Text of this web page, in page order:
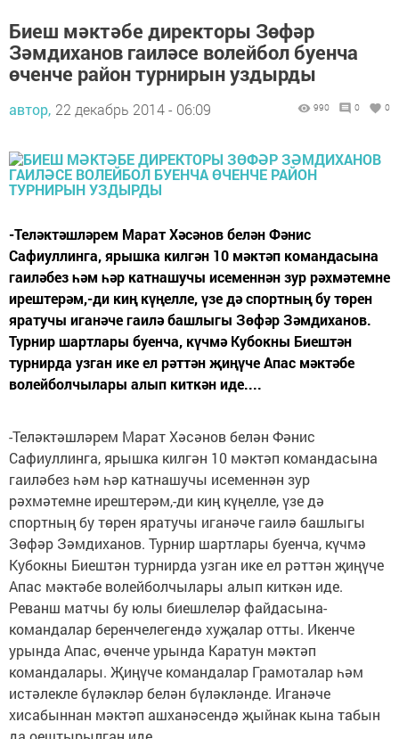
Биеш мәктәбе директоры Зөфәр
Зәмдиханов гаиләсе волейбол буенча
өченче район турнирын уздырды
автор, 22 декабрь 2014 - 06:09 990 0 0
-Теләктәшләрем Марат Хәсәнов белән Фәнис
Сафиуллинга, ярышка килгән 10 мәктәп командасына
гаиләбез һәм һәр катнашучы исеменнән зур рәхмәтемне
ирештерәм,-ди киң күңелле, үзе дә спортның бу төрен
яратучы иганәче гаилә башлыгы Зөфәр Зәмдиханов.
Турнир шартлары буенча, күчмә Кубокны Биештән
турнирда узган ике ел рәттән җиңүче Апас мәктәбе
волейболчылары алып киткән иде....
-Теләктәшләрем Марат Хәсәнов белән Фәнис
Сафиуллинга, ярышка килгән 10 мәктәп командасына
гаиләбез һәм һәр катнашучы исеменнән зур
рәхмәтемне ирештерәм,-ди киң күңелле, үзе дә
спортның бу төрен яратучы иганәче гаилә башлыгы
Зөфәр Зәмдиханов. Турнир шартлары буенча, күчмә
Кубокны Биештән турнирда узган ике ел рәттән җиңүче
Апас мәктәбе волейболчылары алып киткән иде.
Реванш матчы бу юлы биешлеләр файдасына-
командалар беренчелегендә хуҗалар отты. Икенче
урында Апас, өченче урында Каратун мәктәп
командалары. Җиңүче командалар Грамоталар һәм
истәлекле бүләкләр белән бүләкләнде. Иганәче
хисабыннан мәктәп ашханәсендә җыйнак кына табын